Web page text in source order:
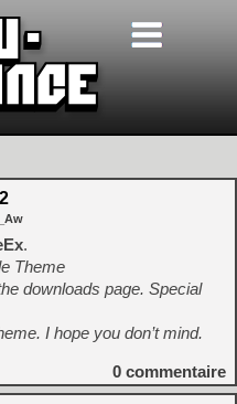
.
Theme
downloads page. Special
I hope you don’t mind.
0 commentaire